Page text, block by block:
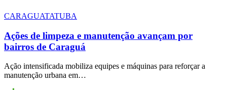
CARAGUATATUBA
Ações de limpeza e manutenção avançam por
bairros de Caraguá
Ação intensificada mobiliza equipes e máquinas para reforçar a
manutenção urbana em…